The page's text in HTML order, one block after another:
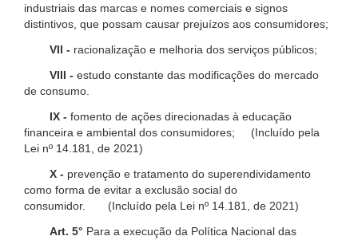
industriais das marcas e nomes comerciais e signos
distintivos, que possam causar prejuízos aos consumidores;
VII - racionalização e melhoria dos serviços públicos;
VIII - estudo constante das modificações do mercado
de consumo.
IX - fomento de ações direcionadas à educação
financeira e ambiental dos consumidores; (Incluído pela
Lei nº 14.181, de 2021)
X - prevenção e tratamento do superendividamento
como forma de evitar a exclusão social do
consumidor. (Incluído pela Lei nº 14.181, de 2021)
Art. 5° Para a execução da Política Nacional das